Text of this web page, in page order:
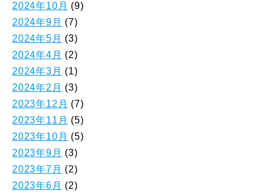
2024年10月 (9)
2024年9月 (7)
2024年5月 (3)
2024年4月 (2)
2024年3月 (1)
2024年2月 (3)
2023年12月 (7)
2023年11月 (5)
2023年10月 (5)
2023年9月 (3)
2023年7月 (2)
2023年6月 (2)